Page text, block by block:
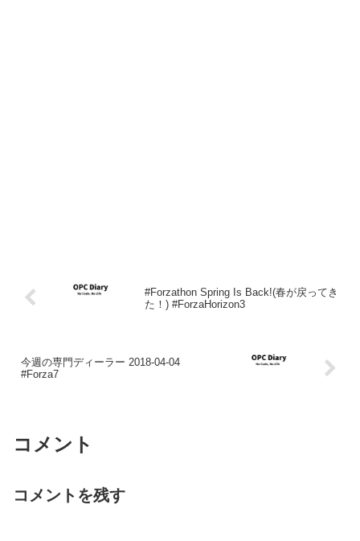
#Forzathon Spring Is Back!(春が戻ってき
た！) #ForzaHorizon3
今週の専門ディーラー 2018-04-04
#Forza7
コメント
コメントを残す